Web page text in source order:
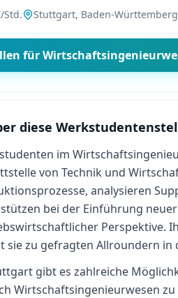
Stuttgart,Baden-Württemberg
für
diese
im
von Technik und
analysieren
bei der Einführung
Perspektive.
sie zu gefragten Allroundern in
gibt es zahlreiche
Wirtschaftsingenieurwesen zu